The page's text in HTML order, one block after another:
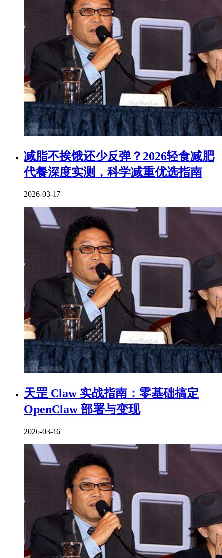
减脂不挨饿还少反弹？2026轻食减肥
代餐深度实测，科学减重优选指南
2026-03-17
天罡 Claw 实战指南：零基础搞定
OpenClaw 部署与变现
2026-03-16